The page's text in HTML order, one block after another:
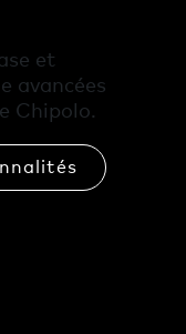
et
avancées
Chipolo.